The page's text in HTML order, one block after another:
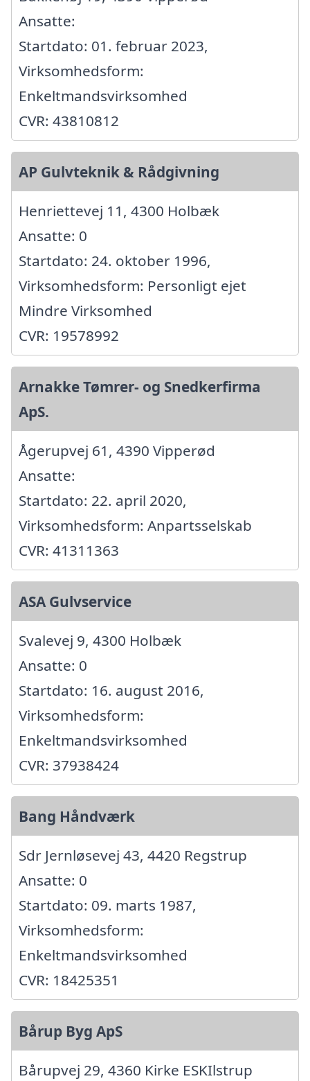
Ansatte:
Startdato: 01. februar 2023,
Virksomhedsform:
Enkeltmandsvirksomhed
CVR: 43810812
AP Gulvteknik & Rådgivning
Henriettevej 11, 4300 Holbæk
Ansatte: 0
Startdato: 24. oktober 1996,
Virksomhedsform: Personligt ejet
Mindre Virksomhed
CVR: 19578992
Arnakke Tømrer- og Snedkerfirma
ApS.
Ågerupvej 61, 4390 Vipperød
Ansatte:
Startdato: 22. april 2020,
Virksomhedsform: Anpartsselskab
CVR: 41311363
ASA Gulvservice
Svalevej 9, 4300 Holbæk
Ansatte: 0
Startdato: 16. august 2016,
Virksomhedsform:
Enkeltmandsvirksomhed
CVR: 37938424
Bang Håndværk
Sdr Jernløsevej 43, 4420 Regstrup
Ansatte: 0
Startdato: 09. marts 1987,
Virksomhedsform:
Enkeltmandsvirksomhed
CVR: 18425351
Bårup Byg ApS
Bårupvej 29, 4360 Kirke ESKIlstrup